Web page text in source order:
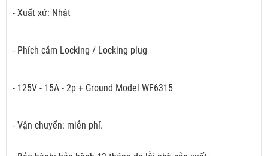
- Xuất xứ: Nhật
- Phích cắm Locking / Locking plug
- 125V - 15A - 2p + Ground Model WF6315
- Vận chuyển: miễn phí.